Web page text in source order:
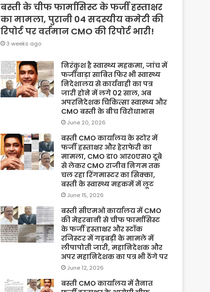
बस्ती के चीफ फार्मासिस्ट के फर्जी हस्ताक्षर
का मामला, पुरानी 04 सदस्यीय कमेटी की
रिपोर्ट पर वर्तमान CMO की रिपोर्ट भारी!
3 weeks ago
निरंकुश है स्वास्थ्य महकमा, जांच में
फर्जीवाड़ा साबित फिर भी स्वास्थ्य
निदेशालय से कार्यवाही का पत्र
जारी होने में लगे 02 साल, अब
अपरनिदेशक चिकित्सा स्वास्थ्य और
CMO बस्ती के बीच विरोधाभास
June 20, 2026
बस्ती CMO कार्यालय के स्टोर में
फर्जी हस्ताक्षर और हेराफेरी का
मामला, CMO डा० आर०एस० दूबे
से लेकर CMO राजीव निगम तक
चल रहा रिंगमास्टर का सिक्का,
बस्ती के स्वास्थ्य महकमें में लूट
June 15, 2026
बस्ती सीएमओ कार्यालय में CMO
की मेहरबानी से चीफ फार्मासिस्ट
के फर्जी हस्ताक्षर और स्टॉक
रजिस्टर में गड़बड़ी के मामले में
लीपापोती जारी, महानिदेशक और
अपर महानिदेशक का पत्र भी ठेंगे पर
June 12, 2026
बस्ती CMO कार्यालय में तैनात